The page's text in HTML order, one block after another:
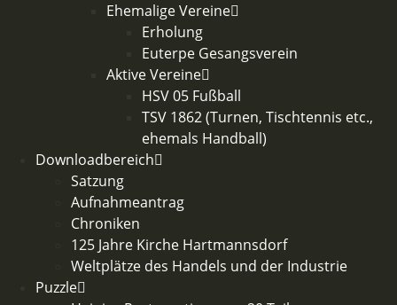
Ehemalige Vereine
Erholung
Euterpe Gesangsverein
Aktive Vereine
HSV 05 Fußball
TSV 1862 (Turnen, Tischtennis etc.,
ehemals Handball)
Downloadbereich
Satzung
Aufnahmeantrag
Chroniken
125 Jahre Kirche Hartmannsdorf
Weltplätze des Handels und der Industrie
Puzzle